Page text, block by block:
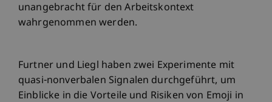
unangebracht für den Arbeitskontext
wahrgenommen werden.
Furtner und Liegl haben zwei Experimente mit
quasi-nonverbalen Signalen durchgeführt, um
Einblicke in die Vorteile und Risiken von Emoji in